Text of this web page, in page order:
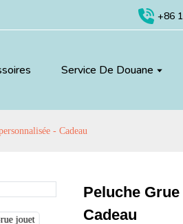
+86
Service De Douane
- Cadeau
Peluche
Cadeau